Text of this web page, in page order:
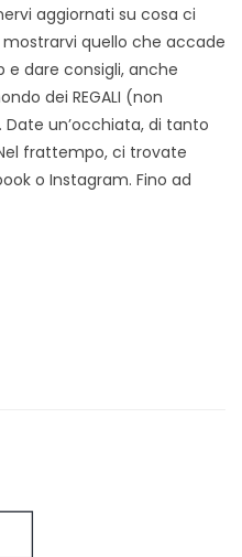
aggiornati su cosa ci
quello che accade
e dare consigli, anche
dei REGALI (non
un’occhiata, di tanto
frattempo, ci trovate
o Instagram. Fino ad